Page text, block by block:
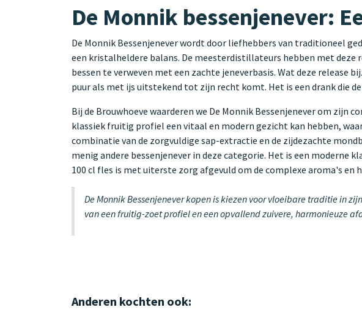
De Monnik bessenjenever:
De Monnik Bessenjenever wordt door liefhebbers van traditioneel
een kristalheldere balans. De meesterdistillateurs hebben met deze
bessen te verweven met een zachte jeneverbasis. Wat deze release
puur als met ijs uitstekend tot zijn recht komt. Het is een drank die
Bij de Brouwhoeve waarderen we De Monnik Bessenjenever om
klassiek fruitig profiel een vitaal en modern gezicht kan hebben,
combinatie van de zorgvuldige sap-extractie en de zijdezachte
menig andere bessenjenever in deze categorie. Het is een moderne
100 cl fles is met uiterste zorg afgevuld om de complexe aroma's
De Monnik Bessenjenever kopen is kiezen voor vloeibare traditie in
van een fruitig-zoet profiel en een opvallend zuivere, harmonieuze
Anderen kochten ook: